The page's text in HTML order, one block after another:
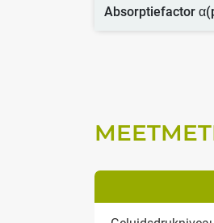
Absorptiefactor